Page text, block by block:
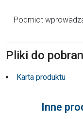
Podmiot
Pliki do
Karta produktu
Inne